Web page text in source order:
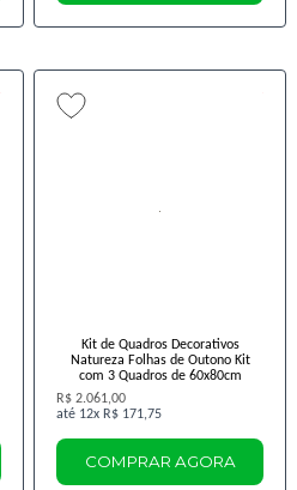
Kit de Quadros Decorativos
Natureza Folhas de Outono Kit
com 3 Quadros de 60x80cm
R$ 2.061,00
12x R$ 171,75
COMPRAR AGORA